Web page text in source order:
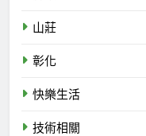
山莊
彰化
快樂生活
技術相關